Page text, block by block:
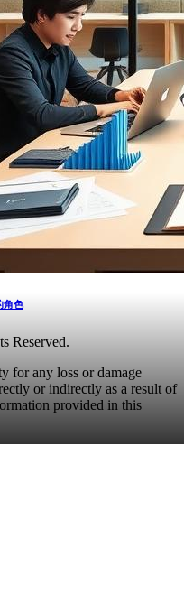
角色
Reserved.
for any loss or damage
or indirectly as a result of
provided in this